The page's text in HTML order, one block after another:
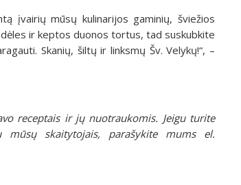
įvairių mūsų kulinarijos gaminių, šviežios
ir keptos duonos tortus, tad suskubkite
Skanių, šiltų ir linksmų Šv. Velykų!“, –
receptais ir jų nuotraukomis. Jeigu turite
skaitytojais, parašykite mums el.